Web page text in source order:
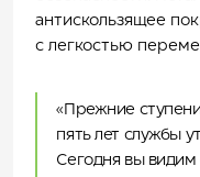
Детское кафе
Фуд-холл «Со всего
Гриль-бар «Огниво»
Фитобар
Карьера
Карта курорта
Правила курорта
Правила
Комплаенс и
8-800-301-66-55
антискользящее
с легкостью
«Прежние
пять лет службы
Сегодня вы